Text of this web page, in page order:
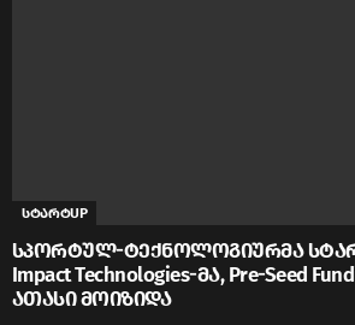
სტარტUP
სპორტულ-ტექნოლოგიურმა
Impact Technologies-მა, Pre-Seed
ათასი მოიზიდა